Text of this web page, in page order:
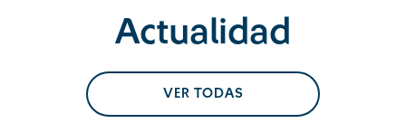
Actualidad
VER TODAS